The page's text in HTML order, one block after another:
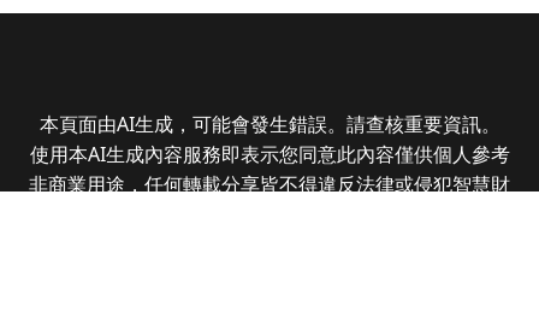
本頁面由AI生成，可能會發生錯誤。請查核重要資訊。
使用本AI生成內容服務即表示您同意此內容僅供個人參考
非商業用途，任何轉載分享皆不得違反法律或侵犯智慧財